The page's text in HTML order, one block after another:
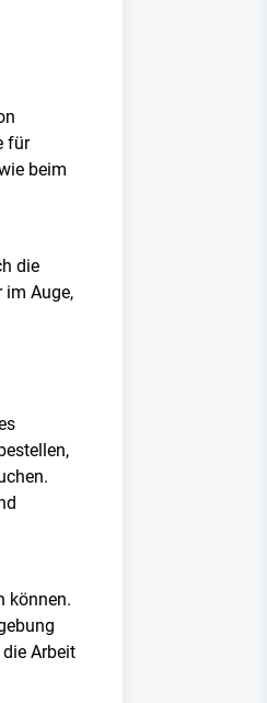
für
beim
die
im Auge,
können.
Arbeit